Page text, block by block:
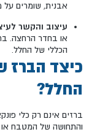
אבנית, שומרים
עיצוב והקשר
או בחדר הרחצה.
הכללי של החלל.
כיצד הברז
החלל?
ברזים אינם רק כלי
והתחושה של המטבח או